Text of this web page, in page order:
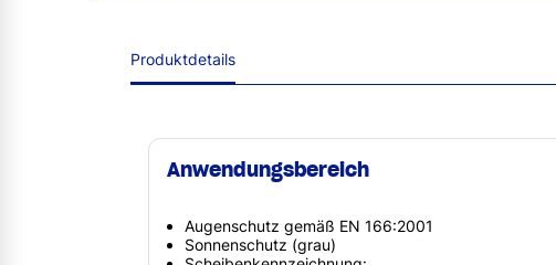
Produktdetails
Anwendungsbereich
Augenschutz gemäß ‎EN 166:2001
Sonnenschutz (grau)